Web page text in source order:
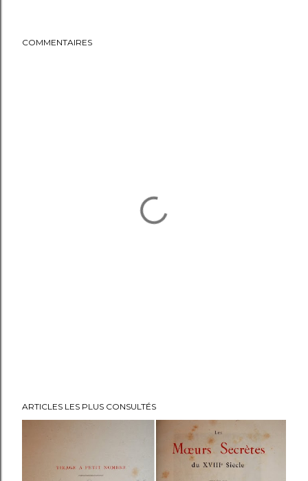
COMMENTAIRES
ARTICLES LES PLUS CONSULTÉS